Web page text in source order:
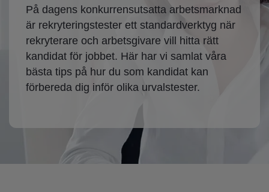
På dagens konkurrensutsatta arbetsmarknad
är rekryteringstester ett standardverktyg när
rekryterare och arbetsgivare vill hitta rätt
kandidat för jobbet. Här har vi samlat våra
bästa tips på hur du som kandidat kan
förbereda dig inför olika urvalstester.